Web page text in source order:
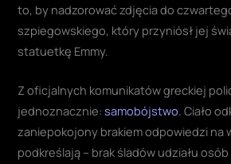
to, by nadzorować zdjęcia do
szpiegowskiego, który przyniósł jej
statuetkę Emmy.
Z oficjalnych komunikatów greckiej
jednoznacznie:samobójstwo. Ciało
zaniepokojony brakiem odpowiedzi na
podkreślają – brak śladów udziału